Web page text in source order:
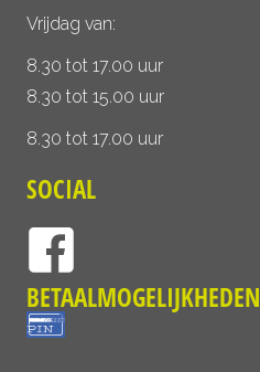
Vrijdag van:
8.30 tot 17.00 uur
8.30 tot 15.00 uur
8.30 tot 17.00 uur
SOCIAL
BETAALMOGELIJKHEDEN